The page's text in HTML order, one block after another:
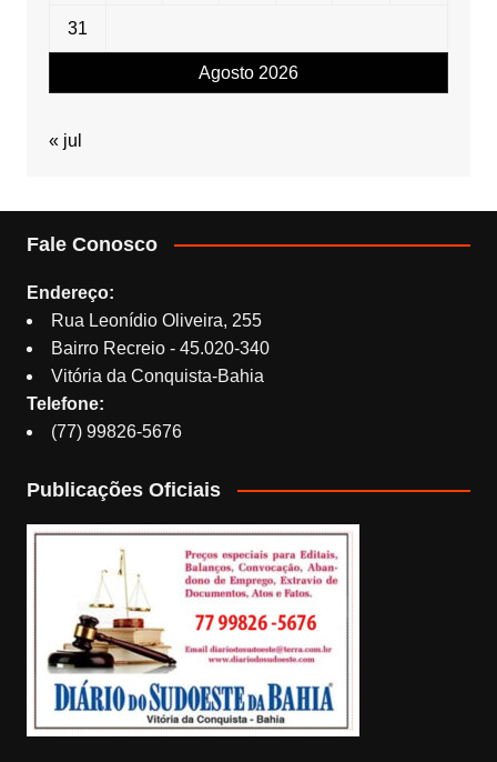
Agosto 2026
31
« jul
Fale Conosco
Endereço:
Rua Leonídio Oliveira, 255
Bairro Recreio - 45.020-340
Vitória da Conquista-Bahia
Telefone:
(77) 99826-5676
Publicações Oficiais